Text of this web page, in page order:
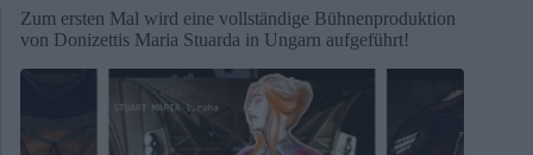
Zum ersten Mal wird eine vollständige Bühnenproduktion
von Donizettis Maria Stuarda in Ungarn aufgeführt!